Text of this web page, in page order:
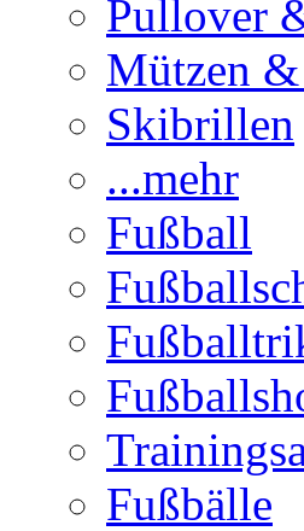
Pullover
Mützen &
Skibrillen
...mehr
Fußball
Fußbälle